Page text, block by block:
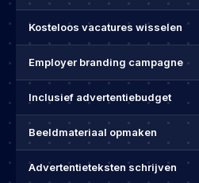
Kosteloos vacatures wisselen
Employer branding campagne
Inclusief advertentiebudget
Beeldmateriaal opmaken
Advertentieteksten schrijven